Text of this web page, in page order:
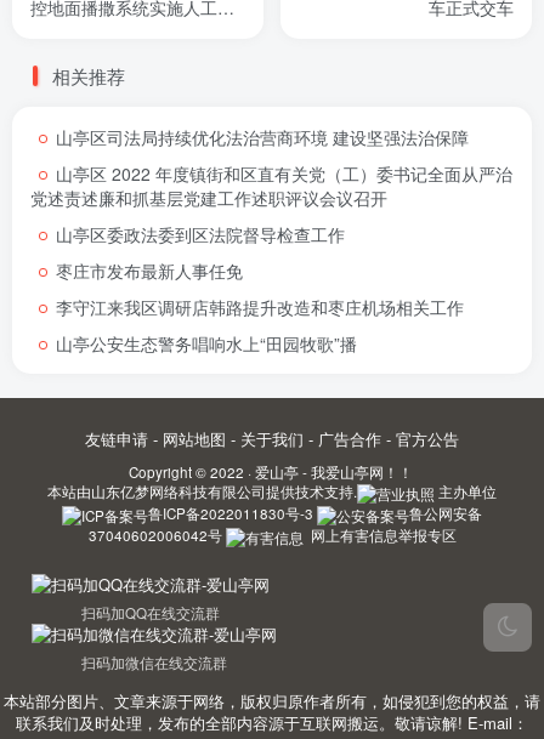
控地面播撒系统实施人工增
车正式交车
相关推荐
山亭区司法局持续优化法治营商环境 建设坚强法治保障
山亭区 2022 年度镇街和区直有关党（工）委书记全面从严治
党述责述廉和抓基层党建工作述职评议会议召开
山亭区委政法委到区法院督导检查工作
枣庄市发布最新人事任免
李守江来我区调研店韩路提升改造和枣庄机场相关工作
山亭公安生态警务唱响水上“田园牧歌”播
友链申请 - 网站地图 - 关于我们 - 广告合作 - 官方公告
Copyright © 2022 · 爱山亭 - 我爱山亭网！！
本站由山东亿梦网络科技有限公司提供技术支持.
主办单位
鲁ICP备2022011830号-3
鲁公网安备
37040602006042号
网上有害信息举报专区
扫码加QQ在线交流群
扫码加微信在线交流群
本站部分图片、文章来源于网络，版权归原作者所有，如侵犯到您的权益，请
联系我们及时处理，发布的全部内容源于互联网搬运。敬请谅解! E-mail：